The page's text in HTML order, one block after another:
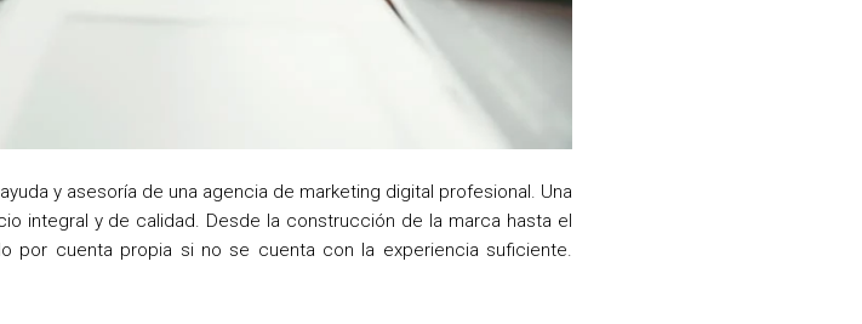
y asesoría de una agencia de marketing digital profesional. Una
integral y de calidad. Desde la construcción de la marca hasta el
por cuenta propia si no se cuenta con la experiencia suficiente.